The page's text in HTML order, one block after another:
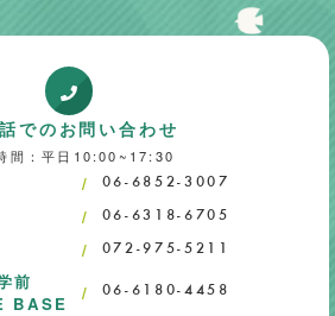
でのお問い合わせ
間：平日10:00~17:30
06-6852-3007
06-6318-6705
072-975-5211
前
BASE
06-6180-4458